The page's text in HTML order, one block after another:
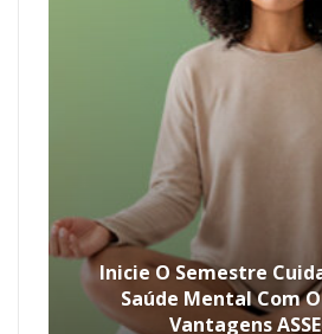
Inicie O Semestre
Saúde Mental Com
Vantagens